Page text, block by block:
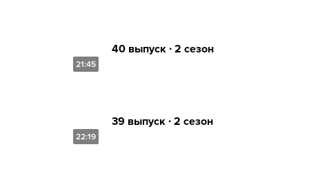
21:45
40 выпуск ∙ 2 сезон
22:19
39 выпуск ∙ 2 сезон